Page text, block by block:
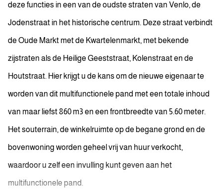
deze functies in een van de oudste straten van Venlo, de
Jodenstraat in het historische centrum. Deze straat verbindt
de Oude Markt met de Kwartelenmarkt, met bekende
zijstraten als de Heilige Geeststraat, Kolenstraat en de
Houtstraat. Hier krijgt u de kans om de nieuwe eigenaar te
worden van dit multifunctionele pand met een totale inhoud
van maar liefst 860 m3 en een frontbreedte van 5.60 meter.
Het souterrain, de winkelruimte op de begane grond en de
bovenwoning worden geheel vrij van huur verkocht,
waardoor u zelf een invulling kunt geven aan het
multifunctionele pand.